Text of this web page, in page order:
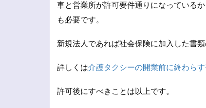
車と営業所が許可要件通りになっている
も必要です。
新規法人であれば社会保険に加入した書類
詳しくは介護タクシーの開業前に終わら
許可後にすべきことは以上です。